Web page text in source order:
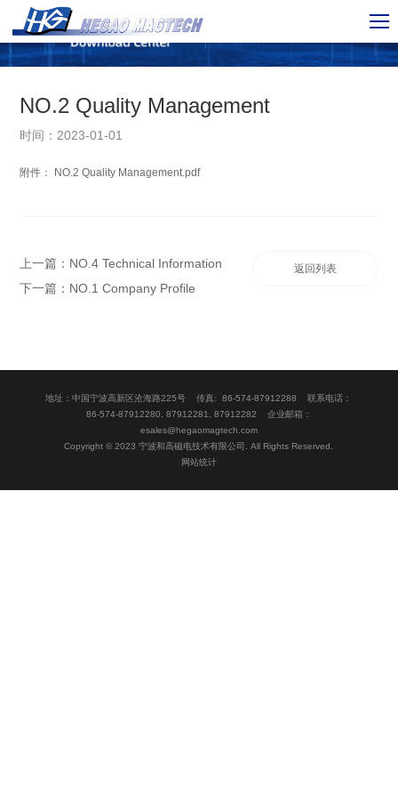
NO.2 Quality Management
时间：2023-01-01
附件： NO.2 Quality Management.pdf
上一篇： NO.4 Technical Information
下一篇： NO.1 Company Profile
返回列表
地址：中国宁波高新区沧海路225号 传真: 86-574-87912288 联系电话：
86-574-87912280, 87912281, 87912282 企业邮箱：
esales@hegaomagtech.com
Copyright © 2023 宁波和高磁电技术有限公司. All Rights Reserved.
网站统计